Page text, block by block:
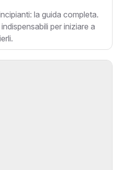
la guida completa.
per iniziare a